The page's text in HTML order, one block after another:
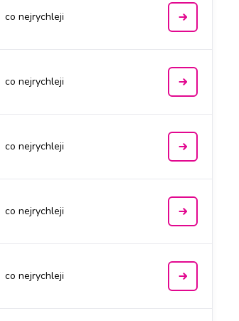
co nejrychleji
co nejrychleji
co nejrychleji
co nejrychleji
co nejrychleji